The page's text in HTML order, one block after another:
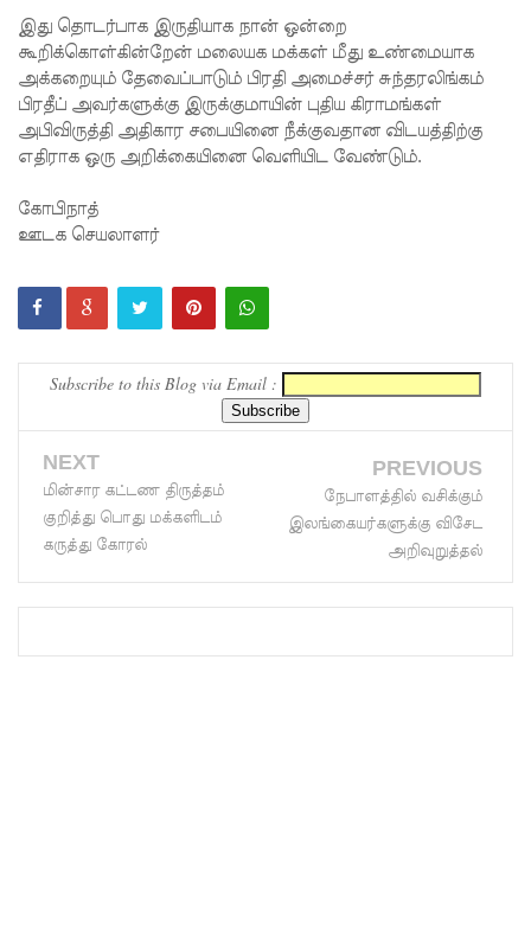
பேர்
காயம்!
குருவிட்ட
சிறை
இருவர்
குருவிட்ட
லையில்
ன்மை!
மீனவர்க
ள்
விடுதலை
ஜெய்சங்க
இது தொடர்பாக இருதியாக நான் ஒன்றை
கூறிக்கொள்கின்றேன் மலையக மக்கள் மீது உண்மையாக
அக்கறையும் தேவைப்பாடும் பிரதி அமைச்சர் சுந்தரலிங்கம்
பிரதீப் அவர்களுக்கு இருக்குமாயின் புதிய கிராமங்கள்
அபிவிருத்தி அதிகார சபையினை நீக்குவதான விடயத்திற்கு
எதிராக ஒரு அறிக்கையினை வெளியிட வேண்டும்.
கோபிநாத்
ஊடக செயலாளர்
Subscribe to this Blog via Email :
NEXT
மின்சார கட்டண திருத்தம்
குறித்து பொது மக்களிடம்
கருத்து கோரல்
PREVIOUS
நேபாளத்தில் வசிக்கும்
இலங்கையர்களுக்கு விசேட
அறிவுறுத்தல்